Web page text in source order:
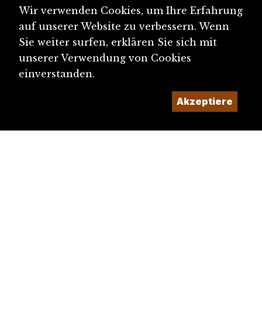
Wir verwenden Cookies, um Ihre Erfahrung
auf unserer Website zu verbessern. Wenn
Sie weiter surfen, erklären Sie sich mit
unserer Verwendung von Cookies
einverstanden.
Akzeptiere